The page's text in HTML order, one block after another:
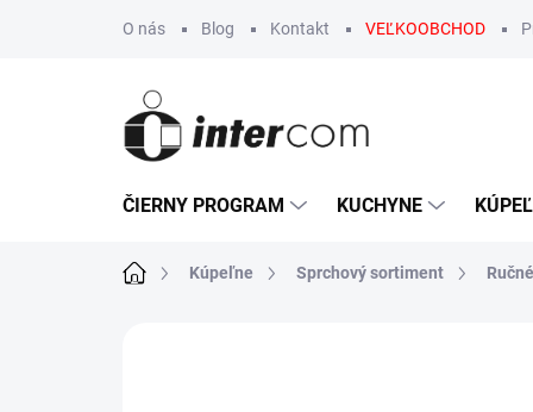
O nás Blog Kontakt VEĽKOOBCHOD
ČIERNY PROGRAM KUCHYNE
DomovKúpeľne Sprchový sortiment